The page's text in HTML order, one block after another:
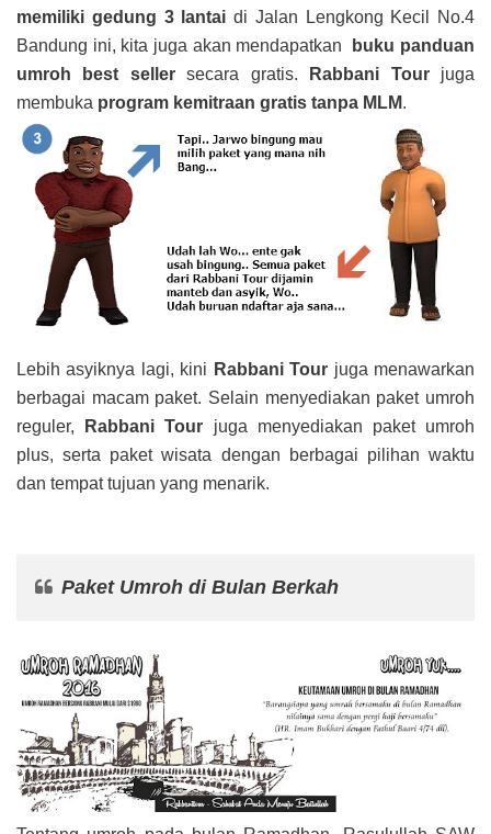
memiliki gedung 3 lantai di Jalan Lengkong Kecil No.4
Bandung ini, kita juga akan mendapatkan
buku panduan
umroh best sellersecara gratis. Rabbani Tourjuga
membuka program kemitraan gratis tanpa MLM.
Lebih asyiknya lagi, kini Rabbani Tour juga menawarkan
berbagai macam paket. Selain menyediakan paket umroh
reguler,
Rabbani Tour juga menyediakan paket umroh
plus, serta paket wisata dengan berbagai pilihan waktu
dan tempat tujuan yang menarik.
Paket Umroh di Bulan Berkah